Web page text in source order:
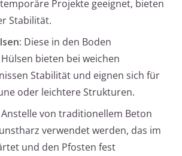
Projekte geeignet, bieten
Stabilität.
Diese in den Boden
bieten bei weichen
Stabilität und eignen sich für
oder leichtere Strukturen.
Anstelle von traditionellem Beton
verwendet werden, das im
und den Pfosten fest